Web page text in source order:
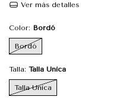
Ver más detalles
Color: Bordó
Bordó
Talla: Talla Unica
Talla Unica